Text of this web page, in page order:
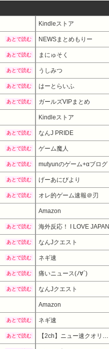
Kindleストア
あとで読む NEWSまとめもりー
あとで読む まにゅそく
あとで読む うしみつ
あとで読む はーとらいふ
あとで読む ガールズVIPまとめ
Kindleストア
あとで読む なんJ PRIDE
あとで読む ゲーム魔人
あとで読む mutyunのゲーム+αブログ
あとで読む げーあにびより
あとで読む オレ的ゲーム速報＠刃
Amazon
あとで読む 海外反応！ I LOVE JAPAN
あとで読む なんJクエスト
あとで読む ネギ速
あとで読む 痛いニュース(ﾉ∀`)
あとで読む なんJクエスト
Amazon
あとで読む ネギ速
あとで読む 【2ch】ニュー速クオリティ